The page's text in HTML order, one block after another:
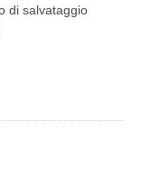
di salvataggio